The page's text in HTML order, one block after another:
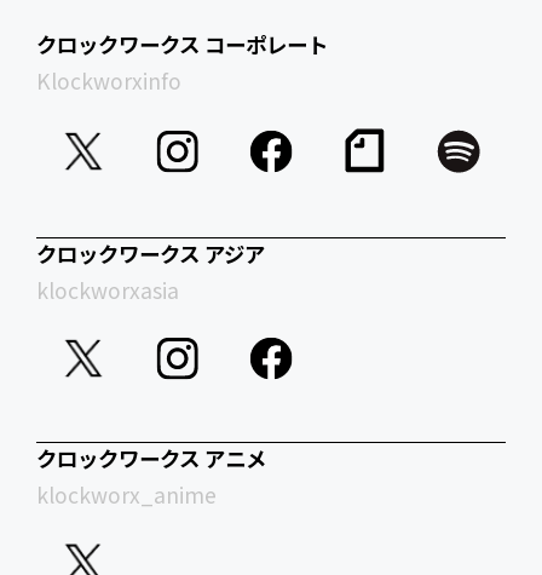
クロックワークス コーポレート
Klockworxinfo
クロックワークス アジア
klockworxasia
クロックワークス アニメ
klockworx_anime